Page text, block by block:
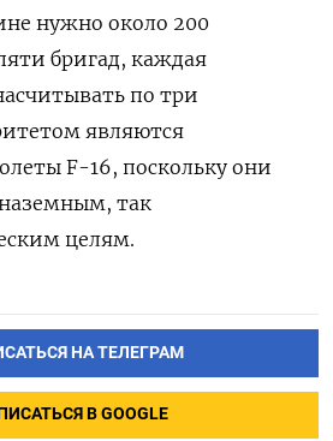
нужно около 200
бригад, каждая
по три
являются
F-16, поскольку они
так
целям.
НА ТЕЛЕГРАМ
В GOOGLE